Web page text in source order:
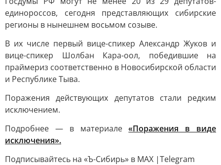
единороссов, сегодня представляющих сибирские
регионы в нынешнем восьмом созыве.
В их числе первый вице-спикер Александр Жуков и
вице-спикер Шолбан Кара-оол, победившие на
праймериз соответственно в Новосибирской области
и Республике Тыва.
Поражения действующих депутатов стали редким
исключением.
Подробнее — в материале«Поражения в виде
исключения».
Подписывайтесь на «Ъ-Сибирь» в MAX |Telegram